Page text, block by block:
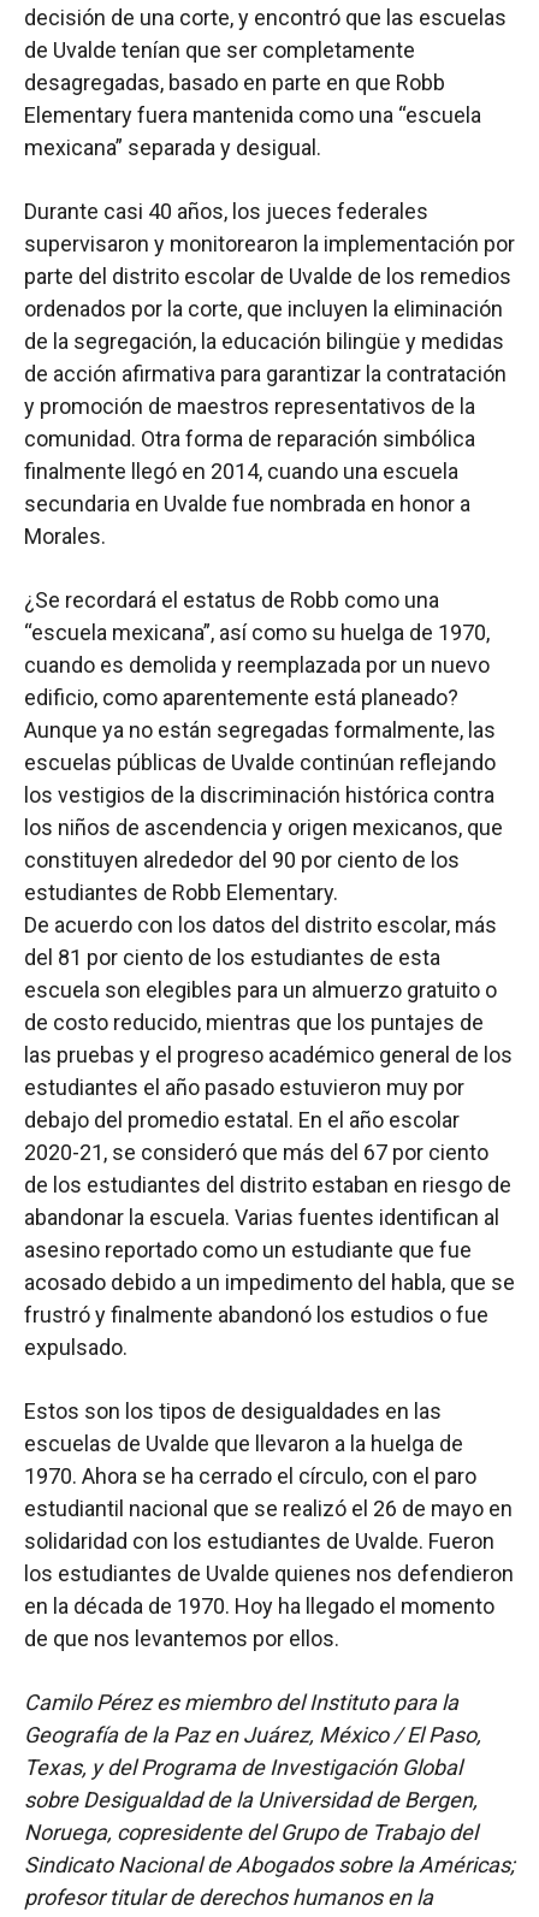
decisión de una corte, y encontró que las escuelas
de Uvalde tenían que ser completamente
desagregadas, basado en parte en que Robb
Elementary fuera mantenida como una “escuela
mexicana” separada y desigual.
Durante casi 40 años, los jueces federales
supervisaron y monitorearon la implementación por
parte del distrito escolar de Uvalde de los remedios
ordenados por la corte, que incluyen la eliminación
de la segregación, la educación bilingüe y medidas
de acción afirmativa para garantizar la contratación
y promoción de maestros representativos de la
comunidad. Otra forma de reparación simbólica
finalmente llegó en 2014, cuando una escuela
secundaria en Uvalde fue nombrada en honor a
Morales.
¿Se recordará el estatus de Robb como una
“escuela mexicana”, así como su huelga de 1970,
cuando es demolida y reemplazada por un nuevo
edificio, como aparentemente está planeado?
Aunque ya no están segregadas formalmente, las
escuelas públicas de Uvalde continúan reflejando
los vestigios de la discriminación histórica contra
los niños de ascendencia y origen mexicanos, que
constituyen alrededor del 90 por ciento de los
estudiantes de Robb Elementary.
De acuerdo con los datos del distrito escolar, más
del 81 por ciento de los estudiantes de esta
escuela son elegibles para un almuerzo gratuito o
de costo reducido, mientras que los puntajes de
las pruebas y el progreso académico general de los
estudiantes el año pasado estuvieron muy por
debajo del promedio estatal. En el año escolar
2020-21, se consideró que más del 67 por ciento
de los estudiantes del distrito estaban en riesgo de
abandonar la escuela. Varias fuentes identifican al
asesino reportado como un estudiante que fue
acosado debido a un impedimento del habla, que se
frustró y finalmente abandonó los estudios o fue
expulsado.
Estos son los tipos de desigualdades en las
escuelas de Uvalde que llevaron a la huelga de
1970. Ahora se ha cerrado el círculo, con el paro
estudiantil nacional que se realizó el 26 de mayo en
solidaridad con los estudiantes de Uvalde. Fueron
los estudiantes de Uvalde quienes nos defendieron
en la década de 1970. Hoy ha llegado el momento
de que nos levantemos por ellos.
Camilo Pérez es miembro del Instituto para la
Geografía de la Paz en Juárez, México / El Paso,
Texas, y del Programa de Investigación Global
sobre Desigualdad de la Universidad de Bergen,
Noruega, copresidente del Grupo de Trabajo del
Sindicato Nacional de Abogados sobre la Américas;
profesor titular de derechos humanos en la